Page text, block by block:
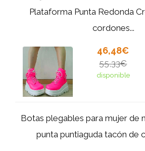
Plataforma Punta Redonda
cordones...
46,48€
55,33€
disponible
Botas plegables para mujer de
punta puntiaguda tacón de